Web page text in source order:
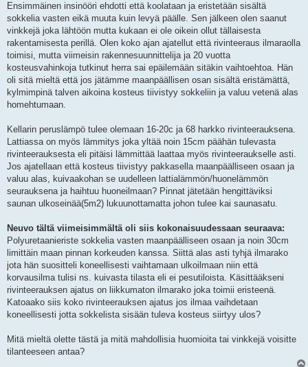
Ensimmäinen insinööri ehdotti että koolataan ja eristetään sisältä
sokkelia vasten eikä muuta kuin levyä päälle. Sen jälkeen olen saanut
vinkkejä joka lähtöön mutta kukaan ei ole oikein ollut tällaisesta
rakentamisesta perillä. Olen koko ajan ajatellut että rivinteeraus ilmaraolla
toimisi, mutta viimeisin rakennesuunnittelija ja 20 vuotta
kosteusvahinkoja tutkinut herra sai epäilemään sitäkin vaihtoehtoa. Hän
oli sitä mieltä että jos jätämme maanpäällisen osan sisältä eristämättä,
kylmimpinä talven aikoina kosteus tiivistyy sokkeliin ja valuu vetenä alas
homehtumaan.
Kellarin peruslämpö tulee olemaan 16-20c ja 68 harkko rivinteerauksena.
Lattiassa on myös lämmitys joka yltää noin 15cm päähän tulevasta
rivinteerauksesta eli pitäisi lämmittää laattaa myös rivinteeraukselle asti.
Jos ajatellaan että kosteus tiivistyy pakkasella maanpäälliseen osaan ja
valuu alas, kuivaakohan se uudelleen lattialämmön/huonelämmön
seurauksena ja haihtuu huoneilmaan? Pinnat jätetään hengittäviksi
saunan ulkoseinää(5m2) lukuunottamatta johon tulee kai saunasatu.
Neuvo tältä viimeisimmältä oli siis kokonaisuudessaan seuraava:
Polyuretaanieriste sokkelia vasten maanpäälliseen osaan ja noin 30cm
limittäin maan pinnan korkeuden kanssa. Siittä alas asti tyhjä ilmarako
jota hän suositteli koneellisesti vaihtamaan ulkoilmaan niin että
korvausilma tulisi ns. kuivasta tilasta eli ei pesutiloista. Käsittääkseni
rivinteerauksen ajatus on liikkumaton ilmarako joka toimii eristeenä.
Katoaako siis koko rivinteerauksen ajatus jos ilmaa vaihdetaan
koneellisesti jotta sokkelista sisään tuleva kosteus siirtyy ulos?
Mitä mieltä olette tästä ja mitä mahdollisia huomioita tai vinkkejä voisitte
tilanteeseen antaa?